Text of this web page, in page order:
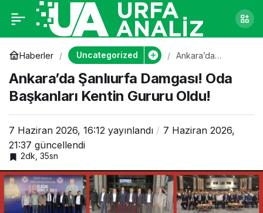
Haberler Uncategorized
Ankara’da
Oda Başkanları
Kentin Gururu
Oldu!
Ankara’da Şanlıurfa Damgası! Oda
Başkanları Kentin Gururu Oldu!
7 Haziran 2026, 16:12 yayınlandı
7 Haziran 2026,
21:37 güncellendi
2dk, 35sn
Ankara’da Şanlıurfa
Damgası! Oda
Başkanları Kentin
Gururu Oldu!
0